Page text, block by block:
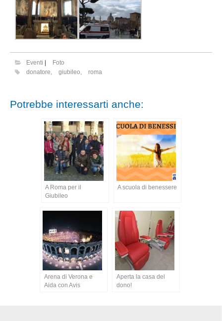
Eventi |
Foto
donatore
giubileo roma
Potrebbe interessarti anche:
A Roma per il
Giubileo
A scuola di benessere
Arena di Verona e
Aida con Avis
Aperta la casa del
dono!